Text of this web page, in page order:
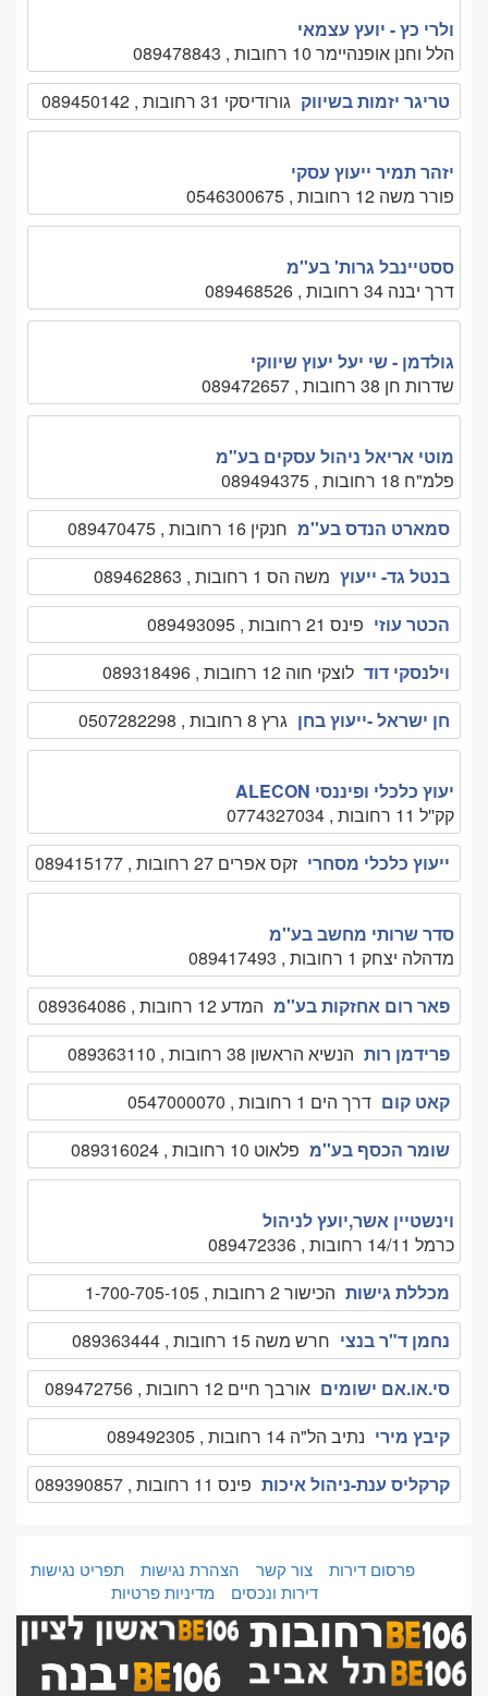
ולרי כץ - יועץ עצמאי
הלל וחנן אופנהיימר 10 רחובות , 089478843
טריגר יזמות בשיווק גורודיסקי 31 רחובות , 089450142
יזהר תמיר ייעוץ עסקי
פורר משה 12 רחובות , 0546300675
ססטיינבל גרות' בע''מ
דרך יבנה 34 רחובות , 089468526
גולדמן - שי יעל יעוץ שיווקי
שדרות חן 38 רחובות , 089472657
מוטי אריאל ניהול עסקים בע"מ
פלמ"ח 18 רחובות , 089494375
סמארט הנדס בע''מ חנקין 16 רחובות , 089470475
בנטל גד- ייעוץ משה הס 1 רחובות , 089462863
הכטר עוזי פינס 21 רחובות , 089493095
וילנסקי דוד לוצקי חוה 12 רחובות , 089318496
חן ישראל -ייעוץ בחן גרץ 8 רחובות , 0507282298
יעוץ כלכלי ופיננסי ALECON
קק''ל 11 רחובות , 0774327034
ייעוץ כלכלי מסחרי זקס אפרים 27 רחובות , 089415177
סדר שרותי מחשב בע''מ
מדהלה יצחק 1 רחובות , 089417493
פאר רום אחזקות בע''מ המדע 12 רחובות , 089364086
פרידמן רות הנשיא הראשון 38 רחובות , 089363110
קאט קום דרך הים 1 רחובות , 0547000070
שומר הכסף בע''מ פלאוט 10 רחובות , 089316024
וינשטיין אשר,יועץ לניהול
כרמל 14/11 רחובות , 089472336
מכללת גישות הכישור 2 רחובות , 1-700-705-105
נחמן ד"ר בנצי חרש משה 15 רחובות , 089363444
סי.או.אם ישומים אורבך חיים 12 רחובות , 089472756
קיבץ מירי נתיב הל"ה 14 רחובות , 089492305
קרקליס ענת-ניהול איכות פינס 11 רחובות , 089390857
פרסום דירות צור קשר הצהרת נגישות
תפריט נגישות
דירות ונכסים
מדיניות פרטיות